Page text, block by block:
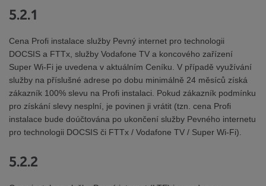
5.2.1
Cena Profi instalace služby Pevný internet pro technologii
DOCSIS a FTTx, služby Vodafone TV a koncového zařízení
Super Wi-Fi je uvedena v aktuálním Ceníku. V případě využívání
služby na příslušné adrese po dobu minimálně 24 měsíců získá
zákazník 100% slevu na Profi instalaci. Pokud zákazník podmínku
pro získání slevy nesplní, je povinen ji vrátit (tzn. cena Profi
instalace bude doúčtována po ukončení služby Pevného internetu
pro technologii DOCSIS či FTTx / Vodafone TV / Super Wi-Fi).
5.2.2